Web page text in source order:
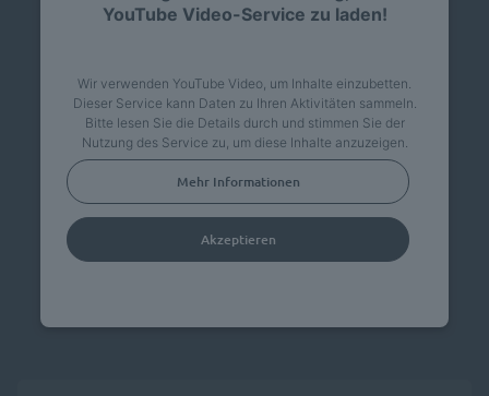
YouTube Video-Service zu laden!
Wir verwenden YouTube Video, um Inhalte einzubetten.
Dieser Service kann Daten zu Ihren Aktivitäten sammeln.
Bitte lesen Sie die Details durch und stimmen Sie der
Nutzung des Service zu, um diese Inhalte anzuzeigen.
Mehr Informationen
Akzeptieren